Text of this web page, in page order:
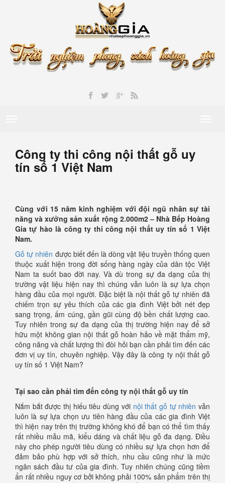
Công ty thi công nội thất gỗ uy
tín số 1 Việt Nam
Cùng với 15 năm kinh nghiệm với đội ngũ nhân sự tài
năng và xưởng sản xuất rộng 2.000m2 – Nhà Bếp Hoàng
Gia tự hào là công ty thi công nội thất uy tín số 1 Việt
Nam.
Gỗ tự nhiên được biết đến là dòng vật liệu truyền thống quen
thuộc xuất hiện trong đời sống hàng ngày của dân tộc Việt
Nam ta suốt bao đời nay. Và dù trong sự đa dạng của thị
trường vật liệu hiện nay thì chúng vẫn luôn là sự lựa chọn
hàng đầu của mọi người. Đặc biệt là nội thất gỗ tự nhiên đã
chiếm trọn sự yêu thích của các gia đình Việt bởi nét đẹp
sang trọng, ấm cúng, gần gũi cùng độ bền chất lượng cao.
Tuy nhiên trong sự đa dạng của thị trường hiện nay để sở
hữu một không gian nội thất gỗ hoàn hảo về mặt thẩm mỹ,
công năng và chất lượng thì đòi hỏi bạn cần phải tìm đến các
đơn vị uy tín, chuyên nghiệp. Vậy đây là công ty nội thất gỗ
uy tín số 1 Việt Nam?
Tại sao cần phải tìm đến công ty nội thất gỗ uy tín
Nắm bắt được thị hiếu tiêu dùng với nội thất gỗ tự nhiên vẫn
luôn là sự lựa chọn ưu tiên hàng đầu của các gia đình Việt
thì hiện nay trên thị trường không khó để bạn có thể tìm thấy
rất nhiều mẫu mã, kiểu dáng và chất liệu gỗ đa dạng. Điều
này cho phép người tiêu dùng có nhiều sự lựa chọn hơn để
đảm bảo phù hợp với sở thích, nhu cầu cũng như là mức
ngân sách đầu tư của gia đình. Tuy nhiên chúng cũng tiềm
ẩn rất nhiều nguy cơ bởi không phải 100% sản phẩm trên thị